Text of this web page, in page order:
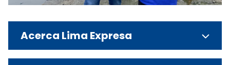
Acerca Lima Expresa